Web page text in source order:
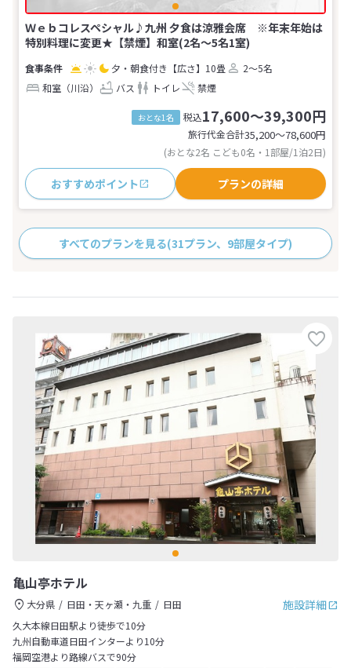
Ｗｅｂコレスペシャル♪九州 夕食は涼雅会席 ※年末年始は
特別料理に変更★【禁煙】和室(2名～5名1室)
夕・朝食付き 【広さ】10畳
2～5名
和室（川沿）
バス トイレ 禁煙
おとな1名 税込17,600～39,300円
旅行代金合計35,200〜78,600円
(おとな2名 こども0名・1部屋/1泊2日)
おすすめポイント プランの詳細
すべてのプランを見る(31プラン、9部屋タイプ)
亀山亭ホテル
施設詳細
大分県 日田・天ヶ瀬・九重
日田
久大本線日田駅より徒歩で10分
九州自動車道日田インターより10分
福岡空港より路線バスで90分